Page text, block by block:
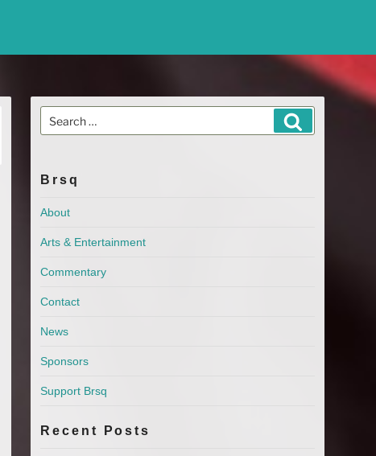
Search
for:
Brsq
About
Arts & Entertainment
Commentary
Contact
News
Sponsors
Support Brsq
Recent Posts